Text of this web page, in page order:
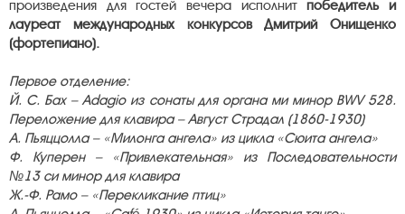
произведения для гостей вечера исполнитпобедитель и
лауреат международных конкурсов Дмитрий Онищенко
(фортепиано).
Первое отделение:
Й. С. Бах – Adagio из сонаты для органа ми минор BWV 528.
Переложение для клавира –Август Страдал (1860-1930)
А. Пьяццолла – «Милонга ангела» из цикла «Сюита ангела»
Ф. Куперен – «Привлекательная» из Последовательности
№13 си минор для клавира
Ж.-Ф. Рамо – «Перекликание птиц»